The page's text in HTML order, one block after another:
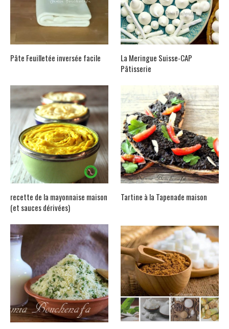
Pâte Feuilletée inversée facile
La Meringue Suisse-CAP
Pâtisserie
recette de la mayonnaise maison
(et sauces dérivées)
Tartine à la Tapenade maison